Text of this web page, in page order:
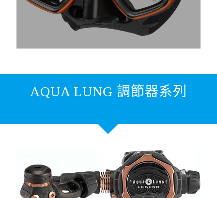
AQUA LUNG 調節器系列